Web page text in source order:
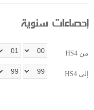
إحصاءات سنوية
HS4 من
HS4 إلى